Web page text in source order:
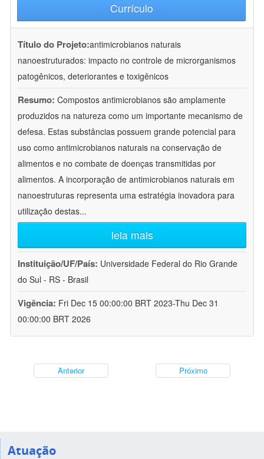
Currículo
Título do Projeto:antimicrobianos naturais
nanoestruturados: impacto no controle de microrganismos
patogênicos, deteriorantes e toxigênicos
Resumo: Compostos antimicrobianos são amplamente
produzidos na natureza como um importante mecanismo de
defesa. Estas substâncias possuem grande potencial para
uso como antimicrobianos naturais na conservação de
alimentos e no combate de doenças transmitidas por
alimentos. A incorporação de antimicrobianos naturais em
nanoestruturas representa uma estratégia inovadora para
utilização destas...
leia mais
Instituição/UF/País: Universidade Federal do Rio Grande
do Sul - RS - Brasil
Vigência: Fri Dec 15 00:00:00 BRT 2023-Thu Dec 31
00:00:00 BRT 2026
Anterior Próximo
Atuação